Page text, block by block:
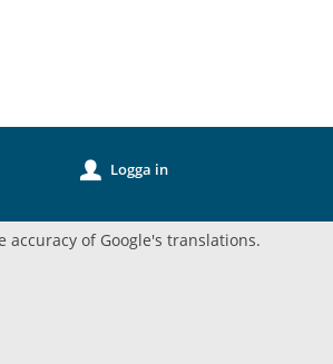
u Logga in
of Google's translations.